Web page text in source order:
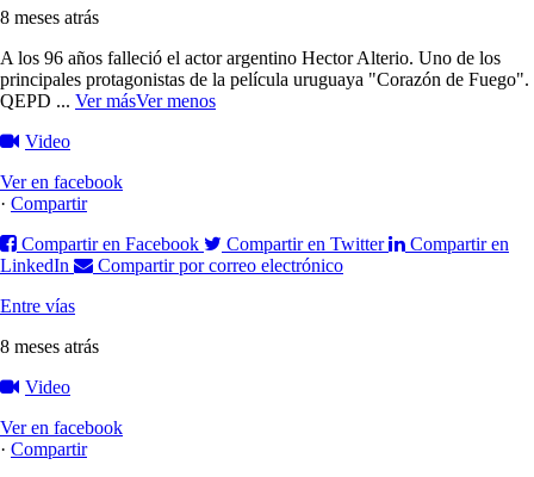
8 meses atrás
A los 96 años falleció el actor argentino Hector Alterio. Uno de los
principales protagonistas de la película uruguaya "Corazón de Fuego".
QEPD ... Ver másVer menos
Video
Ver en facebook
· Compartir
Compartir en Facebook
Compartir en Twitter
Compartir en
LinkedIn
Compartir por correo electrónico
Entre vías
8 meses atrás
Video
Ver en facebook
· Compartir